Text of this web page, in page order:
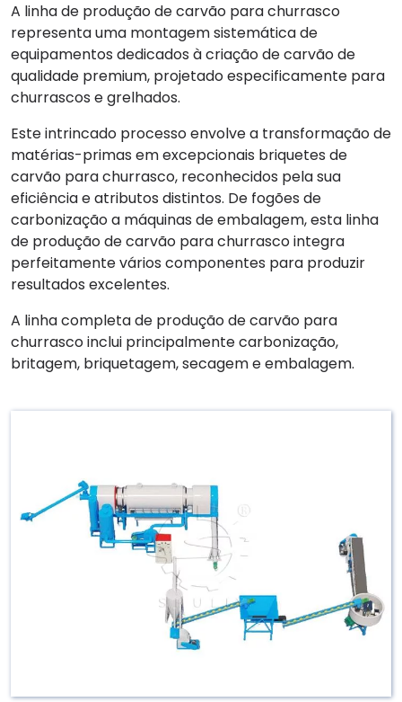
A linha de produção de carvão para churrasco
representa uma montagem sistemática de
equipamentos dedicados à criação de carvão de
qualidade premium, projetado especificamente para
churrascos e grelhados.
Este intrincado processo envolve a transformação de
matérias-primas em excepcionais briquetes de
carvão para churrasco, reconhecidos pela sua
eficiência e atributos distintos. De fogões de
carbonização a máquinas de embalagem, esta linha
de produção de carvão para churrasco integra
perfeitamente vários componentes para produzir
resultados excelentes.
A linha completa de produção de carvão para
churrasco inclui principalmente carbonização,
britagem, briquetagem, secagem e embalagem.